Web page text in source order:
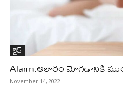
లైఫ్‌
Alarm:అలారం మోగడానికి
November 14, 2022